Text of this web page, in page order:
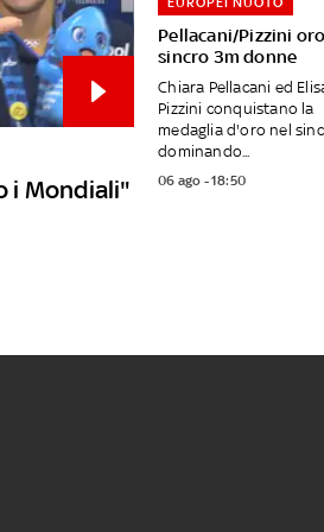
i Mondiali"
Pellacani/Pizzini
sincro 3m donne
Chiara Pellacani ed
Pizzini conquistano la
medaglia d'oro nel
dominando...
06 ago - 18:50